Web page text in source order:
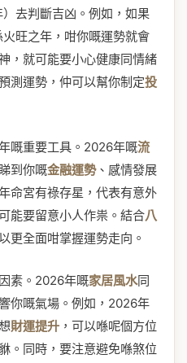
）去判斷吉凶。例如，如果
旺之年，咁你嘅運勢就會
，就可能要小心健康同情緒
測運勢，仲可以幫你制定投
嘅重要工具。2026年嘅流
到你嘅金融運勢、感情發展
命宮有祿存星，代表有意外
能要留意小人作祟。結合八
更全面咁掌握運勢走向。
素。2026年嘅家居風水同
你嘅氣場。例如，2026年
財運提升 ，可以喺呢個方位
。同時，要注意避免喺煞位